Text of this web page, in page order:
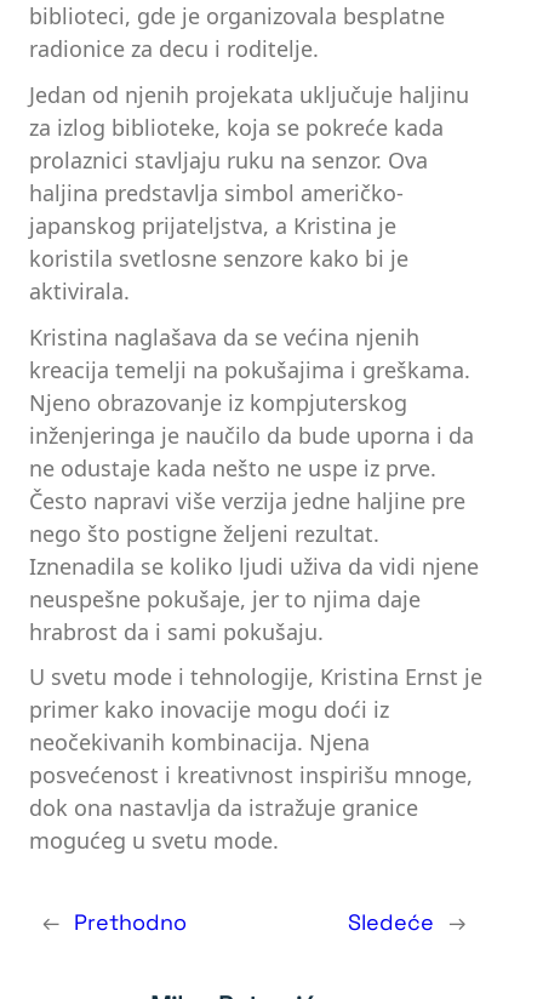
biblioteci, gde je organizovala besplatne
radionice za decu i roditelje.
Jedan od njenih projekata uključuje haljinu
za izlog biblioteke, koja se pokreće kada
prolaznici stavljaju ruku na senzor. Ova
haljina predstavlja simbol američko-
japanskog prijateljstva, a Kristina je
koristila svetlosne senzore kako bi je
aktivirala.
Kristina naglašava da se većina njenih
kreacija temelji na pokušajima i greškama.
Njeno obrazovanje iz kompjuterskog
inženjeringa je naučilo da bude uporna i da
ne odustaje kada nešto ne uspe iz prve.
Često napravi više verzija jedne haljine pre
nego što postigne željeni rezultat.
Iznenadila se koliko ljudi uživa da vidi njene
neuspešne pokušaje, jer to njima daje
hrabrost da i sami pokušaju.
U svetu mode i tehnologije, Kristina Ernst je
primer kako inovacije mogu doći iz
neočekivanih kombinacija. Njena
posvećenost i kreativnost inspirišu mnoge,
dok ona nastavlja da istražuje granice
mogućeg u svetu mode.
← Prethodno Sledeće →